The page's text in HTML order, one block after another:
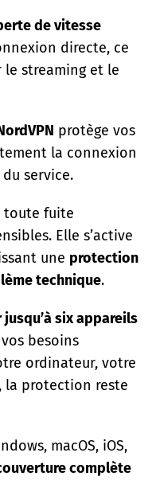
de vitesse
directe, ce
streaming et le
protège vos
la connexion
service.
toute fuite
Elle s’active
une protection
technique.
six appareils
besoins
ordinateur, votre
protection reste
macOS, iOS,
complète